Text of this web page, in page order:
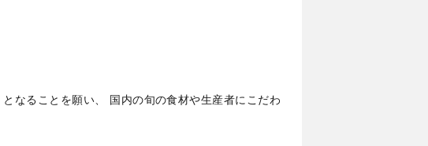
なることを願い、 国内の旬の食材や生産者にこだわ